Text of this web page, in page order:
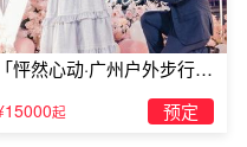
找两个人关系好的朋友。求婚用
?今天与小编一起来了解下吧。
怎么借助道具求婚?有哪些创意惊喜的求婚策划?
的口中是源源不绝的，每时
有哪些创意惊喜的求婚策划，
现在我们的脑中。怎么借助道
要计划的，一份绝美的求婚创意
我们更加要能够学会去想出最佳苏州公园求婚怎样才浪漫?浪漫的苏州公园求婚策划
「怦然心动·广州户外步行街
起 预定